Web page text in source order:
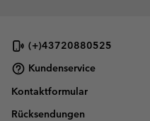
(+)43720880525
Kundenservice
Kontaktformular
Rücksendungen